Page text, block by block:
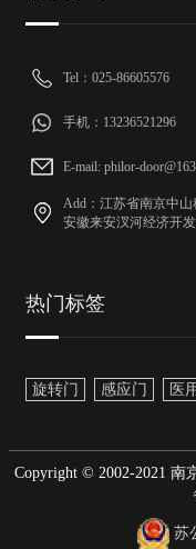
Tel：025-86605576
手机：13236521296
E-mail: philor-
Add：江苏省南京中山
安徽来安汊河经济开
热门标签
旋转门 感应门 医
Copyright © 2002-2021 南
苏